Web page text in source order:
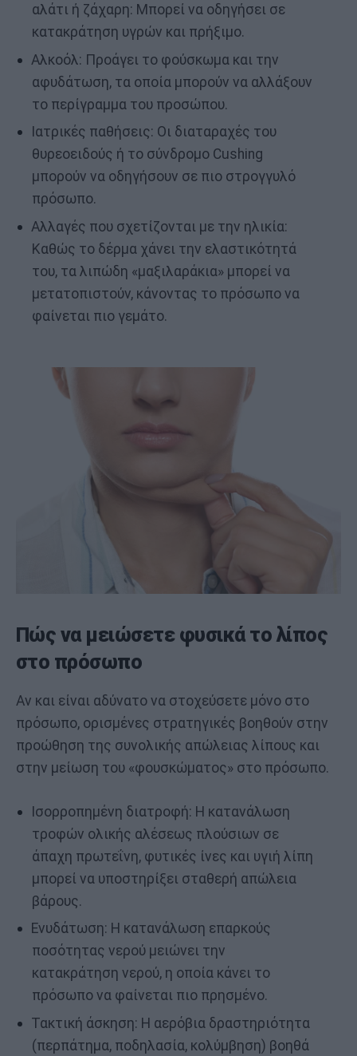
αλάτι ή ζάχαρη: Μπορεί να οδηγήσει σε
κατακράτηση υγρών και πρήξιμο.
Αλκοόλ: Προάγει το φούσκωμα και την
αφυδάτωση, τα οποία μπορούν να αλλάξουν
το περίγραμμα του προσώπου.
Ιατρικές παθήσεις: Οι διαταραχές του
θυρεοειδούς ή το σύνδρομο Cushing
μπορούν να οδηγήσουν σε πιο στρογγυλό
πρόσωπο.
Αλλαγές που σχετίζονται με την ηλικία:
Καθώς το δέρμα χάνει την ελαστικότητά
του, τα λιπώδη «μαξιλαράκια» μπορεί να
μετατοπιστούν, κάνοντας το πρόσωπο να
φαίνεται πιο γεμάτο.
Πώς να μειώσετε φυσικά το λίπος
στο πρόσωπο
Αν και είναι αδύνατο να στοχεύσετε μόνο στο
πρόσωπο, ορισμένες στρατηγικές βοηθούν στην
προώθηση της συνολικής απώλειας λίπους και
στην μείωση του «φουσκώματος» στο πρόσωπο.
Ισορροπημένη διατροφή: Η κατανάλωση
τροφών ολικής αλέσεως πλούσιων σε
άπαχη πρωτεΐνη, φυτικές ίνες και υγιή λίπη
μπορεί να υποστηρίξει σταθερή απώλεια
βάρους.
Ενυδάτωση: Η κατανάλωση επαρκούς
ποσότητας νερού μειώνει την
κατακράτηση νερού, η οποία κάνει το
πρόσωπο να φαίνεται πιο πρησμένο.
Τακτική άσκηση: Η αερόβια δραστηριότητα
(περπάτημα, ποδηλασία, κολύμβηση) βοηθά